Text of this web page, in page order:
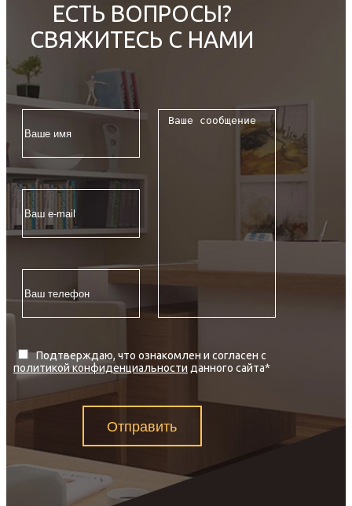
ЕСТЬ ВОПРОСЫ?
СВЯЖИТЕСЬ С НАМИ
Подтверждаю, что ознакомлен и согласен с
политикой конфиденциальности данного сайта*
Отправить